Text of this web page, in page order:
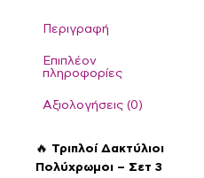
Περιγραφή
Επιπλέον
πληροφορίες
Αξιολογήσεις (0)
🔥 Τριπλοί Δακτύλιοι
Πολύχρωμοι – Σετ 3